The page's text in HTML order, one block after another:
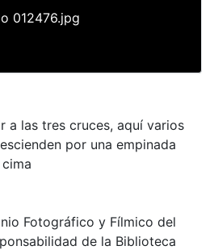
012476.jpg
a las tres cruces, aquí varios
por una empinada
Fotográfico y Fílmico del
de la Biblioteca